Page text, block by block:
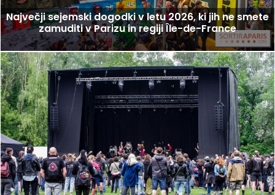
Največji sejemski dogodki v letu 2026, ki jih ne smete
zamuditi v Parizu in regiji Île-de-France